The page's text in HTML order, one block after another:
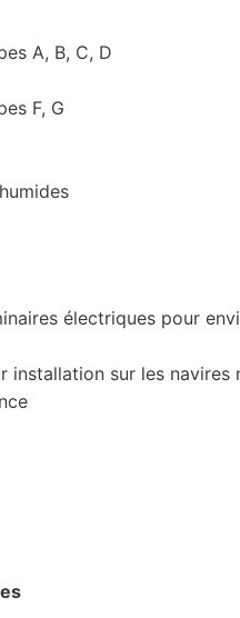
A, B, C, D
F, G
électriques pour
installation sur les navires